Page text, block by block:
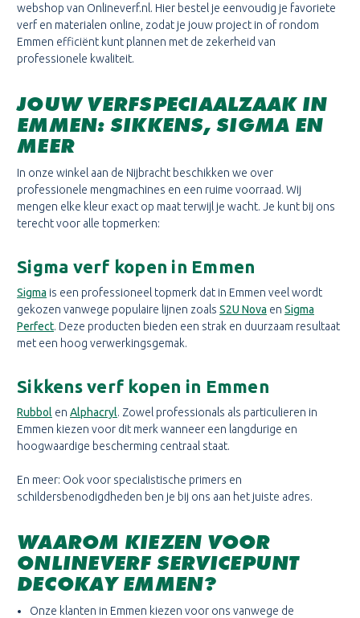
webshop van Onlineverf.nl. Hier bestel je eenvoudig je favoriete
verf en materialen online, zodat je jouw project in of rondom
Emmen efficiënt kunt plannen met de zekerheid van
professionele kwaliteit.
JOUW VERFSPECIAALZAAK IN
EMMEN: SIKKENS, SIGMA EN
MEER
In onze winkel aan de Nijbracht beschikken we over
professionele mengmachines en een ruime voorraad. Wij
mengen elke kleur exact op maat terwijl je wacht. Je kunt bij ons
terecht voor alle topmerken:
Sigma verf kopen in Emmen
Sigma is een professioneel topmerk dat in Emmen veel wordt
gekozen vanwege populaire lijnen zoals S2U Nova en Sigma
Perfect. Deze producten bieden een strak en duurzaam resultaat
met een hoog verwerkingsgemak.
Sikkens verf kopen in Emmen
Rubbol en Alphacryl. Zowel professionals als particulieren in
Emmen kiezen voor dit merk wanneer een langdurige en
hoogwaardige bescherming centraal staat.
En meer: Ook voor specialistische primers en
schildersbenodigdheden ben je bij ons aan het juiste adres.
WAAROM KIEZEN VOOR
ONLINEVERF SERVICEPUNT
DECOKAY EMMEN?
Onze klanten in Emmen kiezen voor ons vanwege de